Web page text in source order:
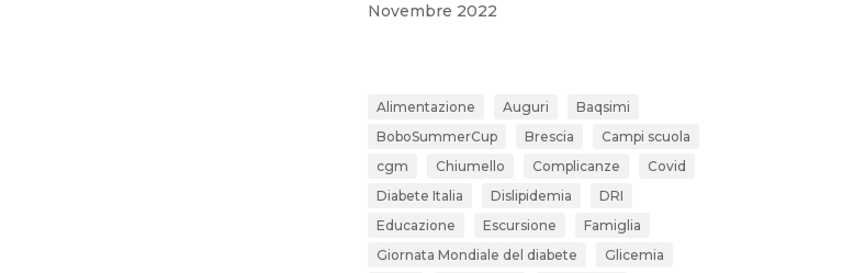
Novembre 2022
Alimentazione Auguri
Baqsimi
BoboSummerCup
Brescia
Campi scuola
cgm
Chiumello Complicanze
Covid
Diabete Italia
Dislipidemia
DRI
Educazione
Escursione
Famiglia
Giornata Mondiale del diabete
Glicemia